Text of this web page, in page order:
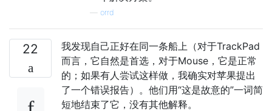
orrd
22
我发现自己正好在同一条船上（对于TrackPad
而言，它自然是首选，对于Mouse，它是正常
的；如果有人尝试这样做，我确实对苹果提出
了一个错误报告）。他们用“这是故意的”一词简
短地结束了它，没有其他解释。